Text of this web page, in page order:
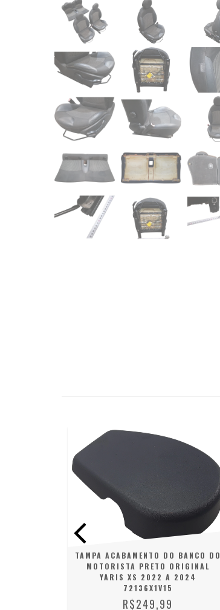
TAMPA ACABAMENTO DO BANCO DO
MOTORISTA PRETO ORIGINAL
YARIS XS 2022 A 2024
72136X1V15
R$249,99